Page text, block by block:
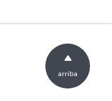
arriba